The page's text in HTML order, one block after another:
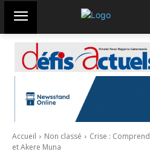
Accueil Non classé
Crise :
et Akere Muna